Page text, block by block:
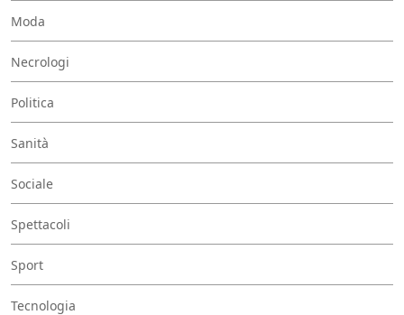
Moda
Necrologi
Politica
Sanità
Sociale
Spettacoli
Sport
Tecnologia